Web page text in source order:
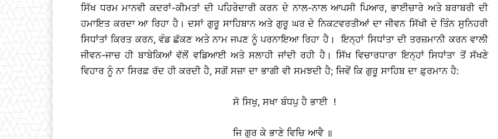
ਸਿੱਖ ਧਰਮ ਮਾਨਵੀ ਕਦਰਾਂ-ਕੀਮਤਾਂ ਦੀ ਪਹਿਰੇਦਾਰੀ ਕਰਨ ਦੇ ਨਾਲ-ਨਾਲ ਆਪਸੀ ਪਿਆਰ, ਭਾਈਚਾਰੇ ਅਤੇ ਬਰਾਬਰੀ ਦੀ
ਹਮਾਇਤ ਕਰਦਾ ਆ ਰਿਹਾ ਹੈ। ਦਸਾਂ ਗੁਰੂ ਸਾਹਿਬਾਨ ਅਤੇ ਗੁਰੂ ਘਰ ਦੇ ਨਿਕਟਵਰਤੀਆਂ ਦਾ ਜੀਵਨ ਸਿੱਖੀ ਦੇ ਤਿੰਨ ਸੁਨਿਹਰੀ
ਸਿਧਾਂਤਾਂ ਕਿਰਤ ਕਰਨ, ਵੰਡ ਛੱਕਣ ਅਤੇ ਨਾਮ ਜਪਣ ਨੂੰ ਪਰਨਾਇਆ ਰਿਹਾ ਹੈ। ਇਨ੍ਹਾਂ ਸਿਧਾਂਤਾ ਦੀ ਤਰਜ਼ਮਾਨੀ ਕਰਨ ਵਾਲੀ
ਜੀਵਨ-ਜਾਚ ਹੀ ਬਾਬੇਕਿਆਂ ਵੱਲੋਂ ਵਡਿਆਈ ਅਤੇ ਸਲਾਹੀ ਜਾਂਦੀ ਰਹੀ ਹੈ। ਸਿੱਖ ਵਿਚਾਰਧਾਰਾ ਇਨ੍ਹਾਂ ਸਿਧਾਂਤਾ ਤੋਂ ਸੱਖਣੇ
ਵਿਹਾਰ ਨੂੰ ਨਾ ਸਿਰਫ਼ ਰੱਦ ਹੀ ਕਰਦੀ ਹੈ, ਸਗੋਂ ਸਜ਼ਾ ਦਾ ਭਾਗੀ ਵੀ ਸਮਝਦੀ ਹੈ; ਜਿਵੇਂ ਕਿ ਗੁਰੂ ਸਾਹਿਬ ਦਾ ਫ਼ੁਰਮਾਨ ਹੈ:
ਸੋ ਸਿਖੁ, ਸਖਾ ਬੰਧਪੁ ਹੈ ਭਾਈ !
ਜਿ ਗੁਰ ਕੇ ਭਾਣੇ ਵਿਚਿ ਆਵੈ ॥